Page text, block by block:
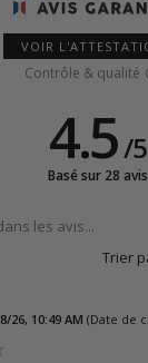
VOIR
Contrôle & qualité
4.5/5
Basé sur 28 avis
Trier
26, 10:49 AM (Date de